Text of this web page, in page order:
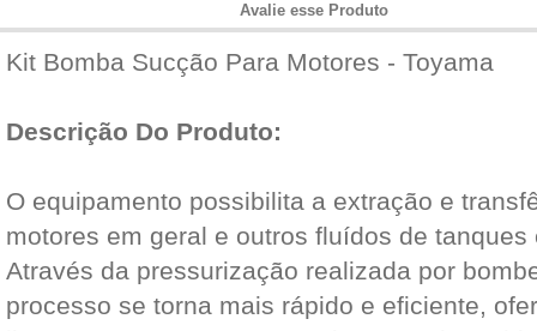
Avalie esse Produto
Kit Bomba Sucção Para Motores - Toyama
Descrição Do Produto:
O equipamento possibilita a extração e
motores em geral e outros fluídos de
Através da pressurização realizada por
processo se torna mais rápido e eficiente,